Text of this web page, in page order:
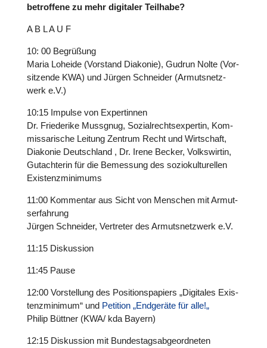
be­trof­fene zu mehr digi­ta­ler Teilhabe?
A B L A U F
10: 00 Begrü­ßung
Maria Loheide (Vorstand Diakonie), Gudrun Nolte (Vor­
sit­zende KWA) und Jürgen Schnei­der (Armuts­netz­
werk e.V.)
10:15 Impulse von Exper­tin­nen
Dr. Frie­de­rike Mussgnug, Sozi­al­rechts­exper­tin, Kom­
mis­sa­ri­sche Leitung Zentrum Recht und Wirt­schaft,
Diakonie Deutsch­land , Dr. Irene Becker, Volks­wir­tin,
Gut­ach­te­rin für die Bemes­sung des sozio­kul­tu­rel­len
Exis­tenz­mi­ni­mums
11:00 Kom­men­tar aus Sicht von Menschen mit Armut­
s­er­fah­rung
Jürgen Schnei­der, Ver­tre­ter des Armuts­netz­werk e.V.
11:15 Dis­kus­sion
11:45 Pause
12:00 Vor­stel­lung des Posi­ti­ons­pa­piers „Digi­ta­les Exis­
tenz­mi­ni­mum“ und Petition „End­ge­räte für alle!„
Philip Büttner (KWA/ kda Bayern)
12:15 Dis­kus­sion mit Bun­des­tags­ab­ge­ord­ne­ten